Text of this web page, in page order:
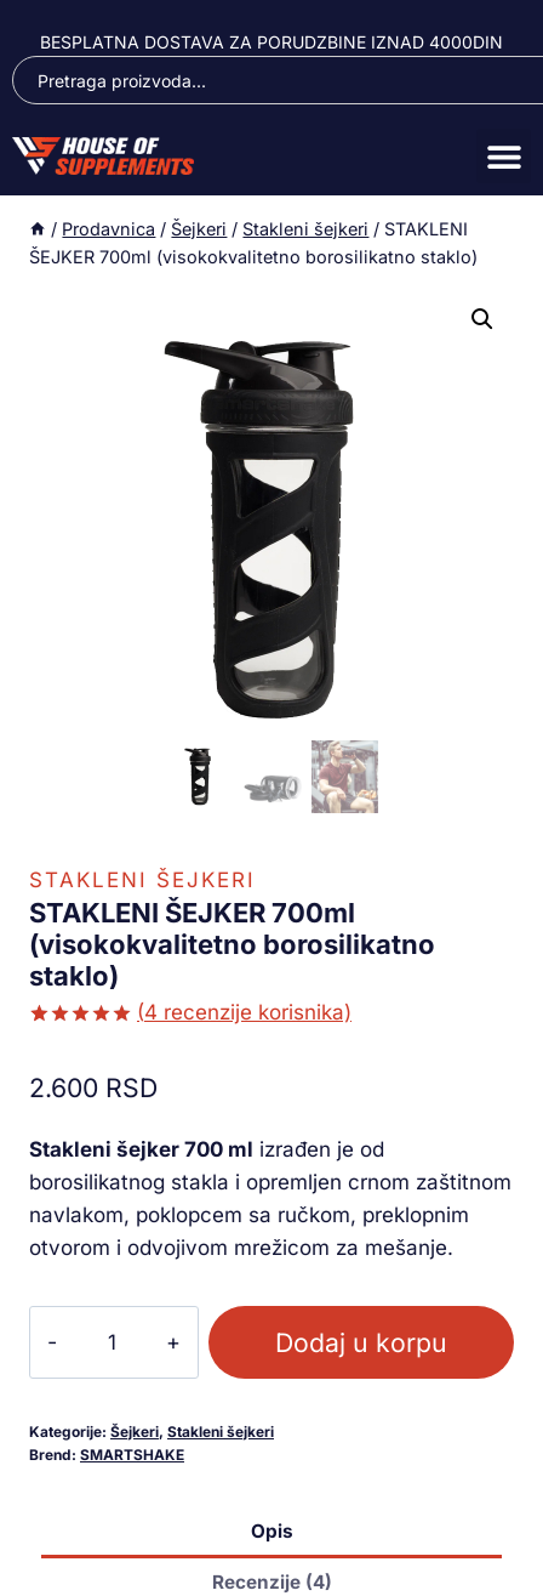
BESPLATNA DOSTAVA ZA PORUDZBINE IZNAD 4000DIN
/ Prodavnica / Šejkeri / Stakleni šejkeri / STAKLENI
ŠEJKER 700ml (visokokvalitetno borosilikatno staklo)
STAKLENI ŠEJKERI
STAKLENI ŠEJKER 700ml
(visokokvalitetno borosilikatno
staklo)
na osnovu
ocene
(4 recenzije korisnika)
2.600 RSD
Stakleni šejker 700 ml izrađen je od
borosilikatnog stakla i opremljen crnom zaštitnom
navlakom, poklopcem sa ručkom, preklopnim
otvorom i odvojivom mrežicom za mešanje.
Dodaj u korpu
Kategorije: Šejkeri, Stakleni šejkeri
Brend: SMARTSHAKE
Opis
Recenzije (4)